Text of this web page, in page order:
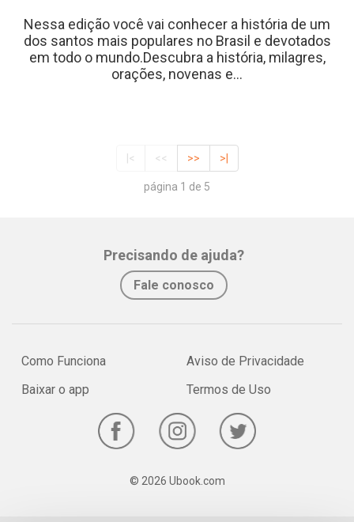
Nessa edição você vai conhecer a história de um
dos santos mais populares no Brasil e devotados
em todo o mundo.Descubra a história, milagres,
orações, novenas e...
|< << >> >|
página 1 de 5
Precisando de ajuda?
Fale conosco
Como Funciona
Baixar o app
Aviso de Privacidade
Termos de Uso
© 2026 Ubook.com